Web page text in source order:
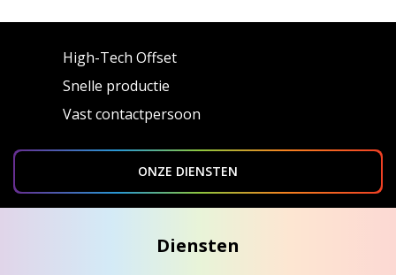
High-Tech Offset
Snelle productie
Vast contactpersoon
ONZE DIENSTEN
Diensten